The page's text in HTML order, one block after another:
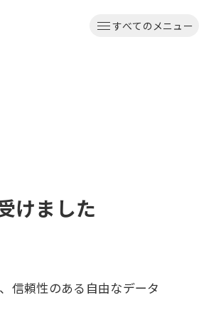
すべてのメニュー
けました
信頼性のある自由なデータ